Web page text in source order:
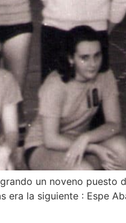
un noveno puesto
la siguiente : Espe